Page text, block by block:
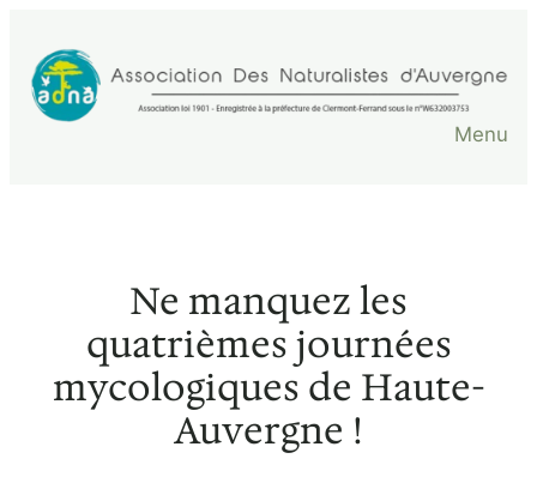
contenu
Menu
Ne manquez les
quatrièmes journées
mycologiques de Haute-
Auvergne !